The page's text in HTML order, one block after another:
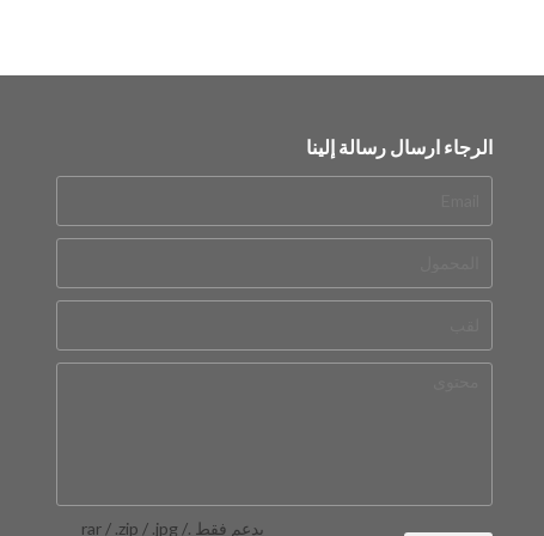
الرجاء ارسال رسالة إلينا
يدعم فقط .rar / .zip / .jpg /